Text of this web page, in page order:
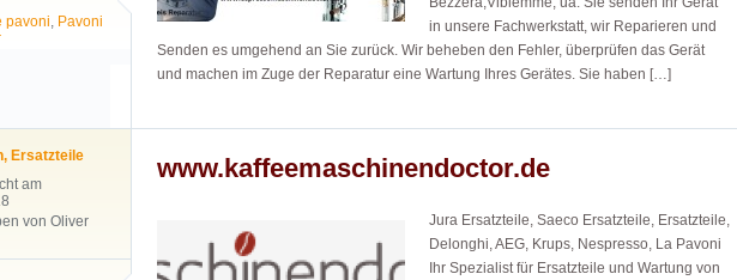
pavoni, Pavoni
in unsere Fachwerkstatt, wir Reparieren und
Senden es umgehend an Sie zurück. Wir beheben den Fehler, überprüfen das Gerät
und machen im Zuge der Reparatur eine Wartung Ihres Gerätes. Sie haben […]
, Ersatzteile
am
von Oliver
www.kaffeemaschinendoctor.de
Jura Ersatzteile, Saeco Ersatzteile, Ersatzteile,
Delonghi, AEG, Krups, Nespresso, La Pavoni
Ihr Spezialist für Ersatzteile und Wartung von